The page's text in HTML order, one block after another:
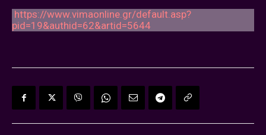
https://www.vimaonline.gr/default.asp?
pid=19&authid=62&artid=5644